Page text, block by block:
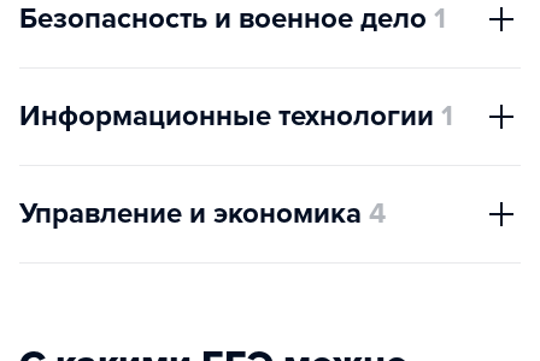
Безопасность и военное дело 1
Информационные технологии 1
Управление и экономика 4